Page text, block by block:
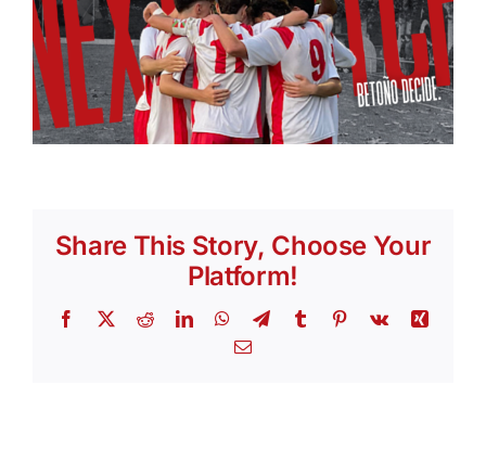
Share This Story, Choose Your
Platform!
Facebook
X RedditLinkedInWhatsApp
TelegramTumblr Pinterest
Vk
Xing
Email